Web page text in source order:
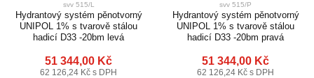
svv 515/L
Hydrantový systém pěnotvorný
UNIPOL 1% s tvarově stálou
hadicí D33 -20bm levá
51 344,00 Kč
62 126,24 Kč s DPH
svv 515/P
Hydrantový systém pěnotvorný
UNIPOL 1% s tvarově stálou
hadicí D33 -20bm pravá
51 344,00 Kč
62 126,24 Kč s DPH